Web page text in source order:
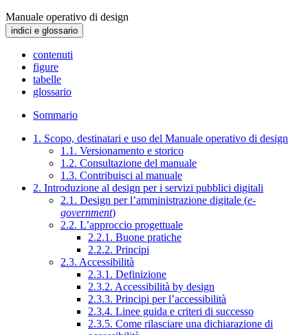
Manuale operativo di design
indici e glossario
contenuti
figure
tabelle
glossario
Sommario
1. Scopo, destinatari e uso del Manuale operativo di design
1.1. Versionamento e storico
1.2. Consultazione del manuale
1.3. Contribuisci al manuale
2. Introduzione al design per i servizi pubblici digitali
2.1. Design per l’amministrazione digitale (e-
government)
2.2. L’approccio progettuale
2.2.1. Buone pratiche
2.2.2. Principi
2.3. Accessibilità
2.3.1. Definizione
2.3.2. Accessibilità by design
2.3.3. Principi per l’accessibilità
2.3.4. Linee guida e criteri di successo
2.3.5. Come rilasciare una dichiarazione di